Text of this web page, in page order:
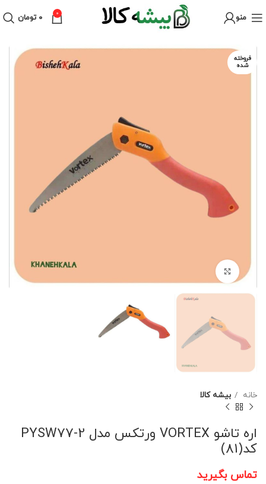
منو 0 ۰ تومان
فروخته
شده
خانه بیشه کالا
اره تاشو VORTEX ورتکس مدل PYSW77-2
کد(81)
تماس بگیرید